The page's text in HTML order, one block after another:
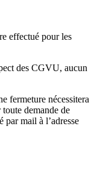
effectué pour les
des CGVU, aucun
fermeture nécessitera
demande de
par mail à l’adresse